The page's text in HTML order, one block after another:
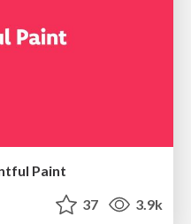
Paint
37 3.9k